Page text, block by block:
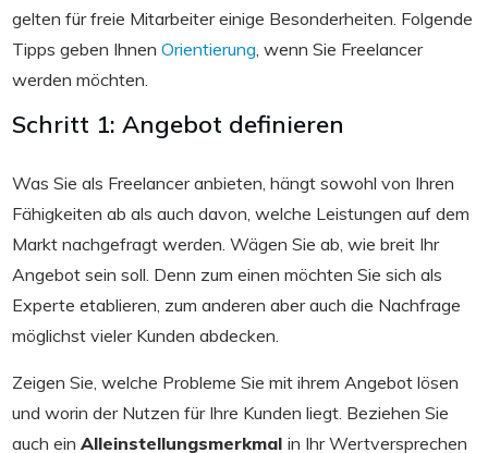
gelten für freie Mitarbeiter einige Besonderheiten. Folgende
Tipps geben Ihnen Orientierung , wenn Sie Freelancer
werden möchten.
Schritt 1: Angebot definieren
Was Sie als Freelancer anbieten, hängt sowohl von Ihren
Fähigkeiten ab als auch davon, welche Leistungen auf dem
Markt nachgefragt werden. Wägen Sie ab, wie breit Ihr
Angebot sein soll. Denn zum einen möchten Sie sich als
Experte etablieren, zum anderen aber auch die Nachfrage
möglichst vieler Kunden abdecken.
Zeigen Sie, welche Probleme Sie mit ihrem Angebot lösen
und worin der Nutzen für Ihre Kunden liegt. Beziehen Sie
auch ein Alleinstellungsmerkmal in Ihr Wertversprechen